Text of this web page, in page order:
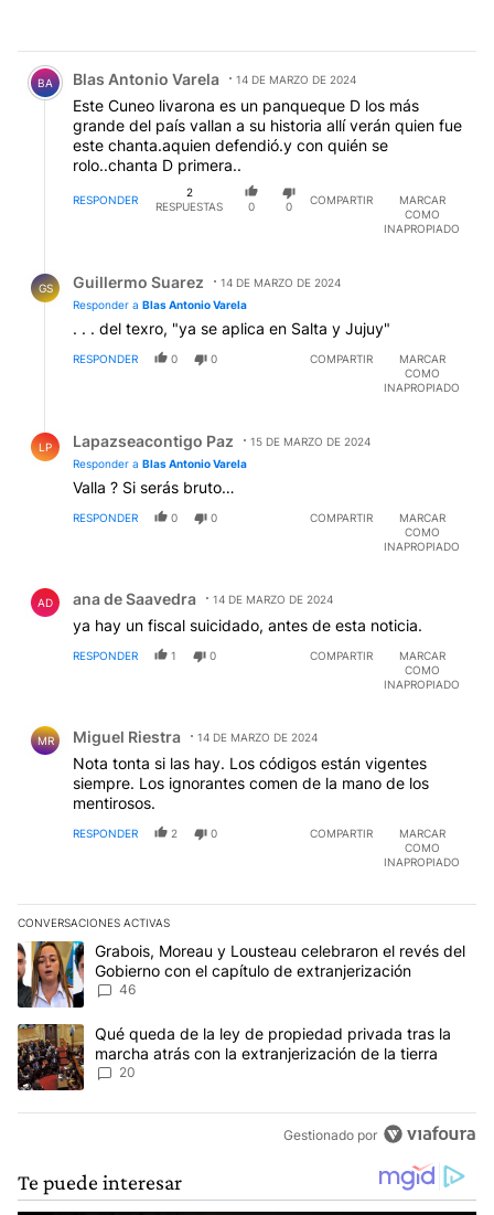
Comentario de Blas Antonio Varela.
BA Blas Antonio Varela 14 DE MARZO DE 2024
Este Cuneo livarona es un panqueque D los más
grande del país vallan a su historia allí verán quien fue
este chanta.aquien defendió.y con quién se
rolo..chanta D primera..
RESPONDER
2
RESPUESTAS
0 0
COMPARTIR
MARCAR
COMO
INAPROPIADO
GS Guillermo Suarez
14 DE MARZO DE 2024
Responder a Blas Antonio Varela
. . . del texro, "ya se aplica en Salta y Jujuy"
RESPONDER 0 0 COMPARTIR
MARCAR
COMO
INAPROPIADO
LP Lapazseacontigo Paz
15 DE MARZO DE 2024
Responder a Blas Antonio Varela
Valla ? Si serás bruto…
RESPONDER 0 0 COMPARTIR
MARCAR
COMO
INAPROPIADO
AD ana de Saavedra 14 DE MARZO DE 2024
ya hay un fiscal suicidado, antes de esta noticia.
RESPONDER 1 0 COMPARTIR
MARCAR
COMO
INAPROPIADO
MR Miguel Riestra 14 DE MARZO DE 2024
Nota tonta si las hay. Los códigos están vigentes
siempre. Los ignorantes comen de la mano de los
mentirosos.
RESPONDER 2 0 COMPARTIR
MARCAR
COMO
INAPROPIADO
CONVERSACIONES ACTIVAS
Este listado muestra los artículos con más comentarios en los
Un artículo de tendencia con el título "Grabois, Moreau y
Grabois, Moreau y Lousteau celebraron el revés del
Gobierno con el capítulo de extranjerización
46
Un artículo de tendencia con el título "Qué queda de la ley de
Qué queda de la ley de propiedad privada tras la
marcha atrás con la extranjerización de la tierra
20
Gestionado por